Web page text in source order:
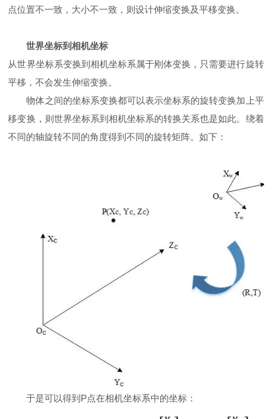
点位置不一致，大小不一致，则设计伸缩变换及平移变换。
世界坐标到相机坐标
从世界坐标系变换到相机坐标系属于刚体变换，只需要进行旋转
平移，不会发生伸缩变换。
物体之间的坐标系变换都可以表示坐标系的旋转变换加上平
移变换，则世界坐标系到相机坐标系的转换关系也是如此。绕着
不同的轴旋转不同的角度得到不同的旋转矩阵。如下：
于是可以得到P点在相机坐标系中的坐标：